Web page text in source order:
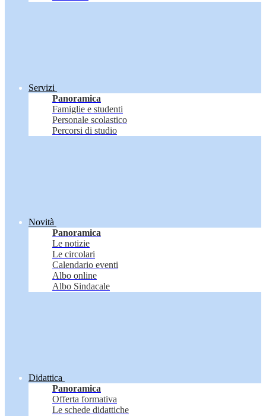
Servizi
Panoramica
Famiglie e studenti
Personale scolastico
Percorsi di studio
Novità
Panoramica
Le notizie
Le circolari
Calendario eventi
Albo online
Albo Sindacale
Didattica
Panoramica
Offerta formativa
Le schede didattiche